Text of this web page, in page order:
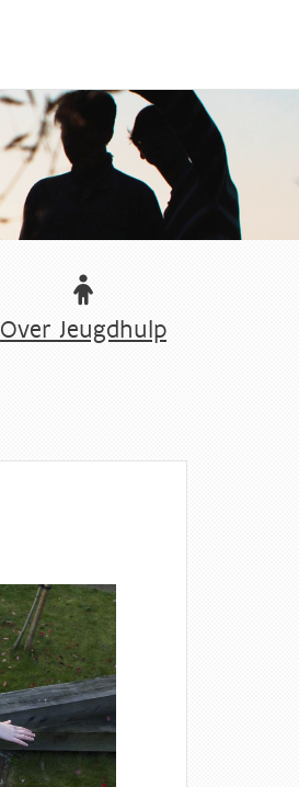
Over Jeugdhulp